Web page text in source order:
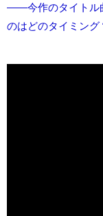
――今作のタイトル
のはどのタイミング